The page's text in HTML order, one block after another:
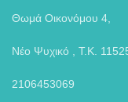
Θωμά Οικονόμου 4,
Νέο Ψυχικό , Τ.Κ.
2106453069